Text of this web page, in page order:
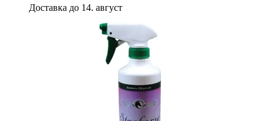
Доставка до 14. август